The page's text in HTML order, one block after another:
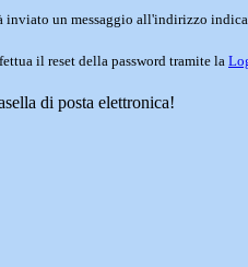
inviato un messaggio all'indirizzo
il reset della password tramite la
di posta elettronica!